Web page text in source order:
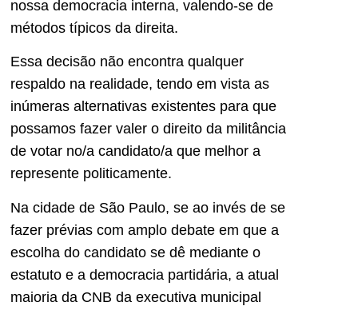
nossa democracia interna, valendo-se de
métodos típicos da direita.
Essa decisão não encontra qualquer
respaldo na realidade, tendo em vista as
inúmeras alternativas existentes para que
possamos fazer valer o direito da militância
de votar no/a candidato/a que melhor a
represente politicamente.
Na cidade de São Paulo, se ao invés de se
fazer prévias com amplo debate em que a
escolha do candidato se dê mediante o
estatuto e a democracia partidária, a atual
maioria da CNB da executiva municipal